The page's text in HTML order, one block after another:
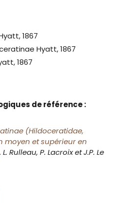
1867
Hyatt, 1867
1867
de référence :
(Hildoceratidae,
moyen et supérieur en
. L. Rulleau, P. Lacroix et J.P. Le